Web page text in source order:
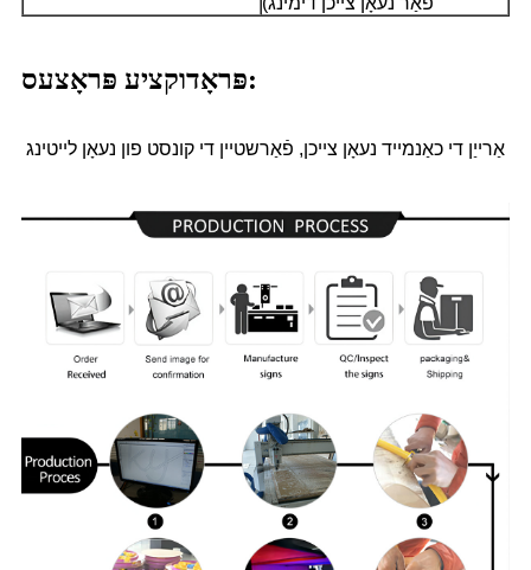
פּראָדוקציע פּראָצעס:
אַרייַן די כאַנמייד נעאָן צייכן, פֿאַרשטיין די קונסט פון נעאָן לייטינג